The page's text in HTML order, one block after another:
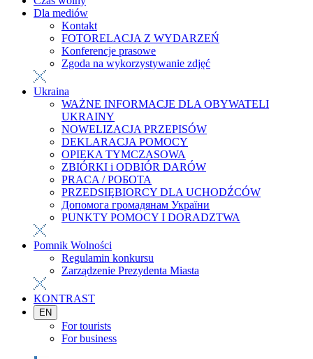
Dla mediów
Kontakt
FOTORELACJA Z WYDARZEŃ
Konferencje prasowe
Zgoda na wykorzystywanie zdjęć
Ukraina
WAŻNE INFORMACJE DLA OBYWATELI
UKRAINY
NOWELIZACJA PRZEPISÓW
DEKLARACJA POMOCY
OPIEKA TYMCZASOWA
ZBIÓRKI i ODBIÓR DARÓW
PRACA / РОБОТА
PRZEDSIĘBIORCY DLA UCHODŹCÓW
Допомога громадянам України
PUNKTY POMOCY I DORADZTWA
Pomnik Wolności
Regulamin konkursu
Zarządzenie Prezydenta Miasta
KONTRAST
EN
For tourists
For business